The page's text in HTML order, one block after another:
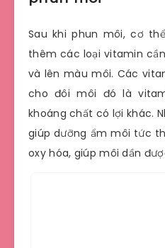
Sau khi phun môi, cơ
thêm các loại vitamin
và lên màu môi. Các
cho đôi môi đó là
khoáng chất có lợi khác.
giúp dưỡng ẩm môi tức
oxy hóa, giúp môi dần